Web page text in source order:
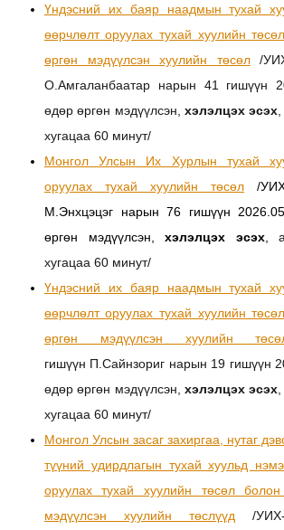
Үндэсний их баяр наадмын тухай
өөрчлөлт оруулах тухай хуулийн
өргөн мэдүүлсэн хуулийн төсөл/
О.Амгаланбаатар нарын 41 гишүүн
өдөр өргөн мэдүүлсэн, хэлэлцэх эсэх
хугацаа 60 минут/
Монгол Улсын Их Хурлын тухай
оруулах тухай хуулийн төсөл /
М.Энхцэцэг нарын 76 гишүүн
өргөн мэдүүлсэн,хэлэлцэх эсэх,
хугацаа 60 минут/
Үндэсний их баяр наадмын тухай
өөрчлөлт оруулах тухай хуулийн
өргөн мэдүүлсэн хуулийн
гишүүн П.Сайнзориг нарын 19 гишүүн
өдөр өргөн мэдүүлсэн, хэлэлцэх эсэх
хугацаа 60 минут/
Монгол Улсын засаг захиргаа, нутаг
түүний удирдлагын тухай хуульд
оруулах тухай хуулийн төсөл
мэдүүлсэн хуулийн төслүүд /УИХ-